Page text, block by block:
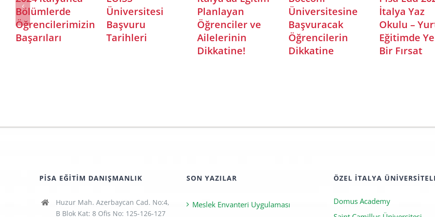
Yaz
– Yurtdışı
Yeni
Üniversitesi
2024
Başvuruları
2023 Mimarlık
Sınavı Başvuru
Tarihleri
Üniversitesi –
Sözel
(Humanities)
Bölümler
Bölümlerde Dil
Belgesi Neden
İstenir?
PISA EĞITIM DANIŞMANLIK
Huzur Mah. Azerbaycan Cad. No:4,
B Blok Kat: 8 Ofis No: 125-126-127
SON YAZILAR
Meslek Envanteri Uygulaması
ÖZEL İTALYA
Domus Academy